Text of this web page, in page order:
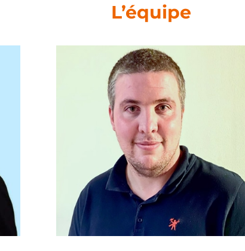
L’équipe